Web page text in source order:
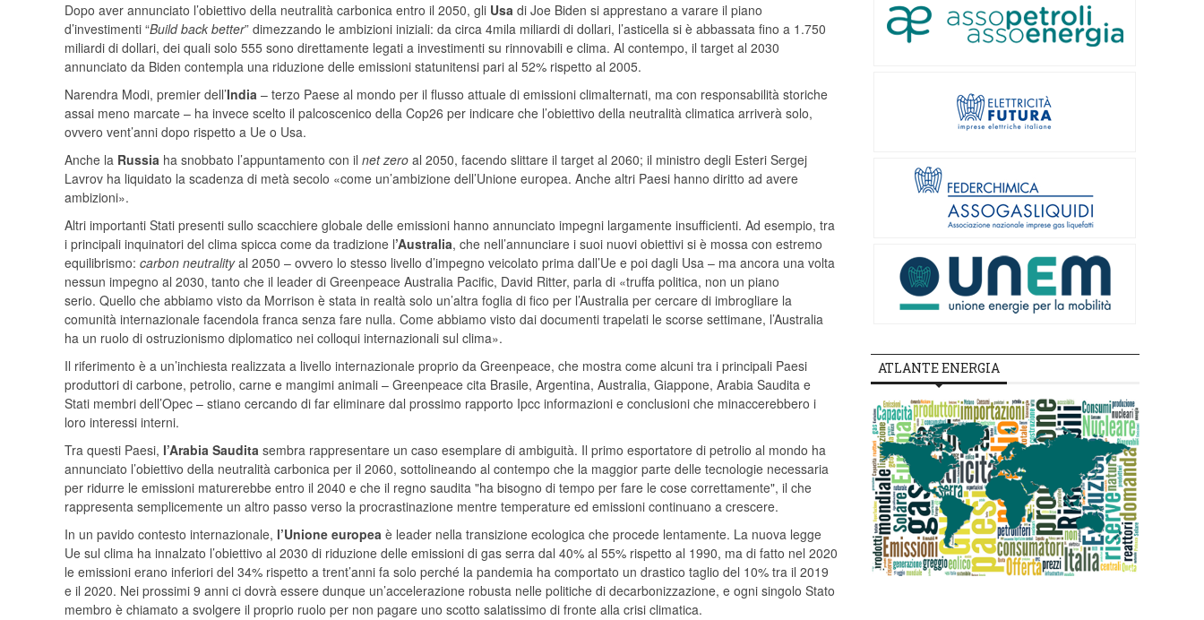
Dopo aver annunciato l’obiettivo della neutralità carbonica entro il 2050, gli Usa di Joe Biden si apprestano a varare il piano
d’investimenti “Build back better” dimezzando le ambizioni iniziali: da circa 4mila miliardi di dollari, l’asticella si è abbassata fino a 1.750
miliardi di dollari, dei quali solo 555 sono direttamente legati a investimenti su rinnovabili e clima. Al contempo, il target al 2030
annunciato da Biden contempla una riduzione delle emissioni statunitensi pari al 52% rispetto al 2005.
Narendra Modi, premier dell’India – terzo Paese al mondo per il flusso attuale di emissioni climalternati, ma con responsabilità storiche
assai meno marcate – ha invece scelto il palcoscenico della Cop26 per indicare che l’obiettivo della neutralità climatica arriverà solo,
ovvero vent’anni dopo rispetto a Ue o Usa.
Anche la Russia ha snobbato l’appuntamento con il net zero al 2050, facendo slittare il target al 2060; il ministro degli Esteri Sergej
Lavrov ha liquidato la scadenza di metà secolo «come un’ambizione dell’Unione europea. Anche altri Paesi hanno diritto ad avere
ambizioni».
Altri importanti Stati presenti sullo scacchiere globale delle emissioni hanno annunciato impegni largamente insufficienti. Ad esempio, tra
i principali inquinatori del clima spicca come da tradizione l’Australia, che nell’annunciare i suoi nuovi obiettivi si è mossa con estremo
equilibrismo: carbon neutralityal 2050 – ovvero lo stesso livello d’impegno veicolato prima dall’Ue e poi dagli Usa – ma ancora una volta
nessun impegno al 2030, tanto che il leader di Greenpeace Australia Pacific, David Ritter, parla di «truffa politica, non un piano
serio. Quello che abbiamo visto da Morrison è stata in realtà solo un’altra foglia di fico per l’Australia per cercare di imbrogliare la
comunità internazionale facendola franca senza fare nulla. Come abbiamo visto dai documenti trapelati le scorse settimane, l’Australia
ha un ruolo di ostruzionismo diplomatico nei colloqui internazionali sul clima».
Il riferimento è a un’inchiesta realizzata a livello internazionale proprio da Greenpeace, che mostra come alcuni tra i principali Paesi
produttori di carbone, petrolio, carne e mangimi animali – Greenpeace cita Brasile, Argentina, Australia, Giappone, Arabia Saudita e
Stati membri dell’Opec – stiano cercando di far eliminare dal prossimo rapporto Ipcc informazioni e conclusioni che minaccerebbero i
loro interessi interni.
Tra questi Paesi, l’Arabia Saudita sembra rappresentare un caso esemplare di ambiguità. Il primo esportatore di petrolio al mondo ha
annunciato l’obiettivo della neutralità carbonica per il 2060, sottolineando al contempo che la maggior parte delle tecnologie necessaria
per ridurre le emissioni maturerebbe entro il 2040 e che il regno saudita "ha bisogno di tempo per fare le cose correttamente", il che
rappresenta semplicemente un altro passo verso la procrastinazione mentre temperature ed emissioni continuano a crescere.
In un pavido contesto internazionale, l’Unione europea è leader nella transizione ecologica che procede lentamente. La nuova legge
Ue sul clima ha innalzato l’obiettivo al 2030 di riduzione delle emissioni di gas serra dal 40% al 55% rispetto al 1990, ma di fatto nel 2020
le emissioni erano inferiori del 34% rispetto a trent’anni fa solo perché la pandemia ha comportato un drastico taglio del 10% tra il 2019
e il 2020. Nei prossimi 9 anni ci dovrà essere dunque un’accelerazione robusta nelle politiche di decarbonizzazione, e ogni singolo Stato
membro è chiamato a svolgere il proprio ruolo per non pagare uno scotto salatissimo di fronte alla crisi climatica.
ATLANTE ENERGIA